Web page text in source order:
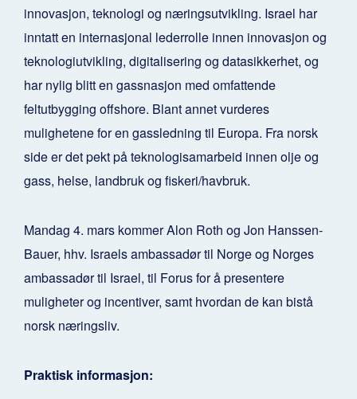
innovasjon, teknologi og næringsutvikling. Israel har
inntatt en internasjonal lederrolle innen innovasjon og
teknologiutvikling, digitalisering og datasikkerhet, og
har nylig blitt en gassnasjon med omfattende
feltutbygging offshore. Blant annet vurderes
mulighetene for en gassledning til Europa. Fra norsk
side er det pekt på teknologisamarbeid innen olje og
gass, helse, landbruk og fiskeri/havbruk.
Mandag 4. mars kommer Alon Roth og Jon Hanssen-
Bauer, hhv. Israels ambassadør til Norge og Norges
ambassadør til Israel, til Forus for å presentere
muligheter og incentiver, samt hvordan de kan bistå
norsk næringsliv.
Praktisk informasjon: